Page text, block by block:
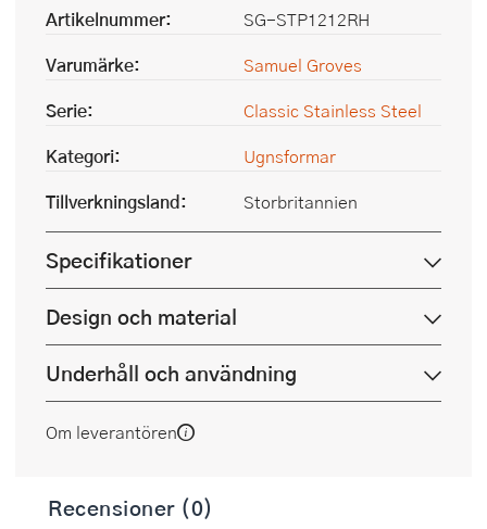
Artikelnummer:
SG-STP1212RH
Varumärke:
Samuel Groves
Serie:
Classic Stainless Steel
Kategori:
Ugnsformar
Tillverkningsland:
Storbritannien
Specifikationer
Design och material
Underhåll och användning
Om leverantören
Recensioner (0)